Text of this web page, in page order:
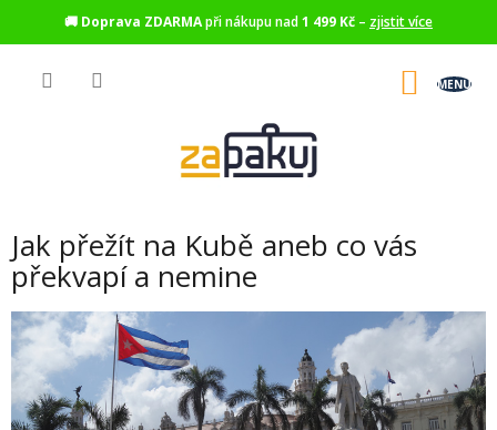
🚚 Doprava ZDARMApři nákupu nad1 499 Kč – zjistit více
Jak přežít na Kubě aneb co vás
překvapí a nemine